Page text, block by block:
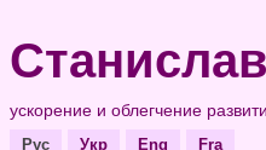
ускорение и облегчение
Рус Укр Eng Fra